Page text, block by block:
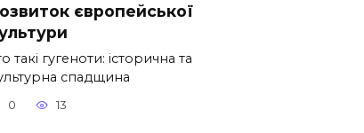
європейської
такі гугеноти: історична та
спадщина
0 13